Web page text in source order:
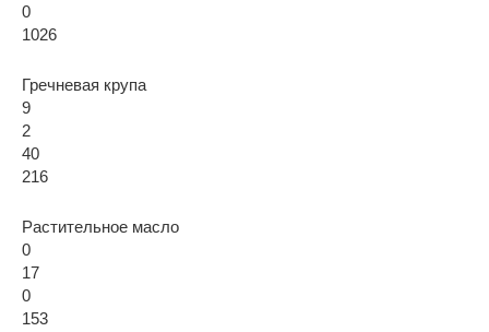
0
1026
Гречневая крупа
9
2
40
216
Растительное масло
0
17
0
153